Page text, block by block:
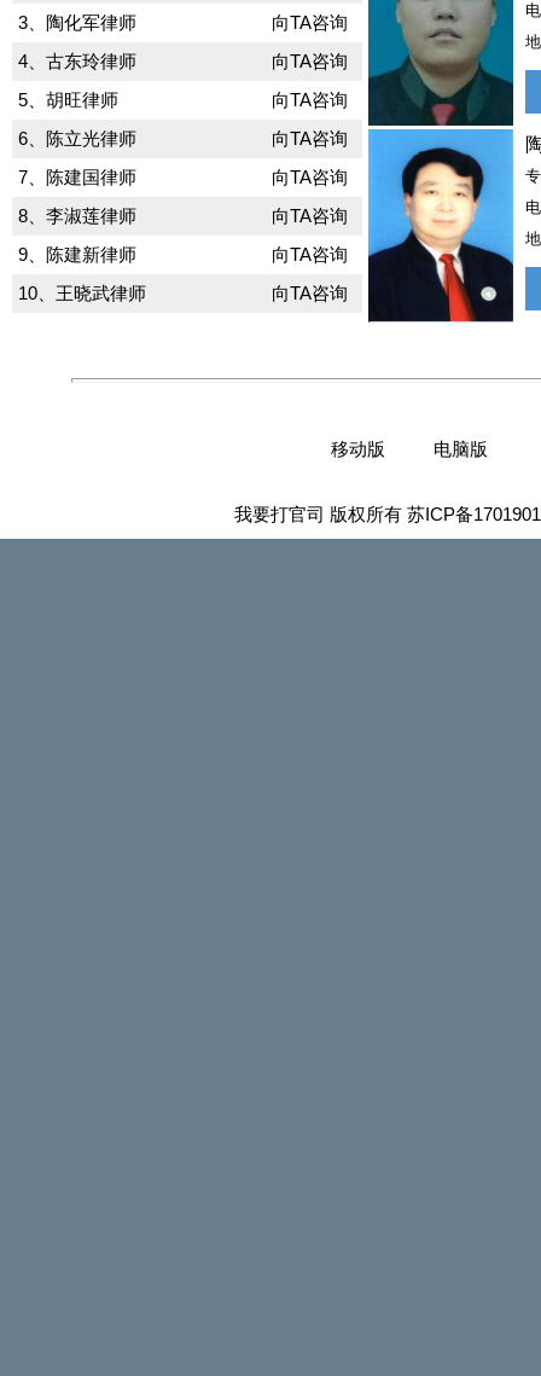
3、陶化军律师
向TA咨询
4、古东玲律师
向TA咨询
5、胡旺律师
向TA咨询
6、陈立光律师
向TA咨询
7、陈建国律师
向TA咨询
8、李淑莲律师
向TA咨询
9、陈建新律师
向TA咨询
10、王晓武律师
向TA咨询
移动版 电脑版
我要打官司 版权所有 苏ICP备